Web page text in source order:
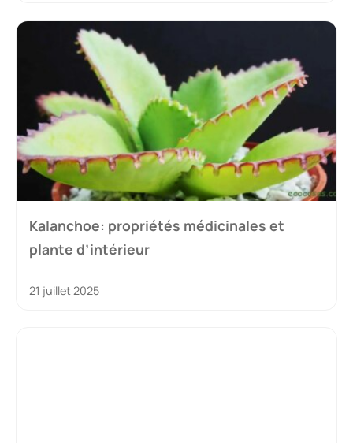
Kalanchoe: propriétés médicinales et
plante d’intérieur
21 juillet 2025